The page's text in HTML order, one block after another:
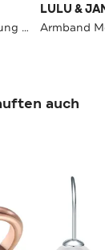
Armband Metall-Legierung OneColor
LULU &
auch